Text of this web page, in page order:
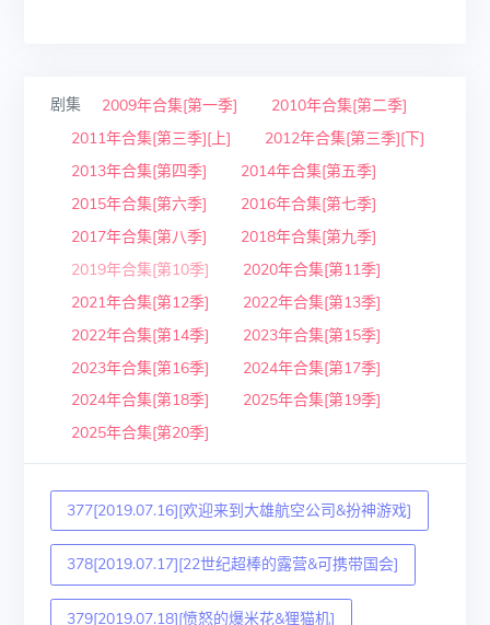
剧集 2009年合集[第一季]
2010年合集[第二季]
2011年合集[第三季][上]
2012年合集[第三季][下]
2013年合集[第四季]
2014年合集[第五季]
2015年合集[第六季]
2016年合集[第七季]
2017年合集[第八季]
2018年合集[第九季]
2019年合集[第10季]
2020年合集[第11季]
2021年合集[第12季]
2022年合集[第13季]
2022年合集[第14季]
2023年合集[第15季]
2023年合集[第16季]
2024年合集[第17季]
2024年合集[第18季]
2025年合集[第19季]
2025年合集[第20季]
377[2019.07.16][欢迎来到大雄航空公司&扮神游戏]
378[2019.07.17][22世纪超棒的露营&可携带国会]
379[2019.07.18][愤怒的爆米花&狸猫机]